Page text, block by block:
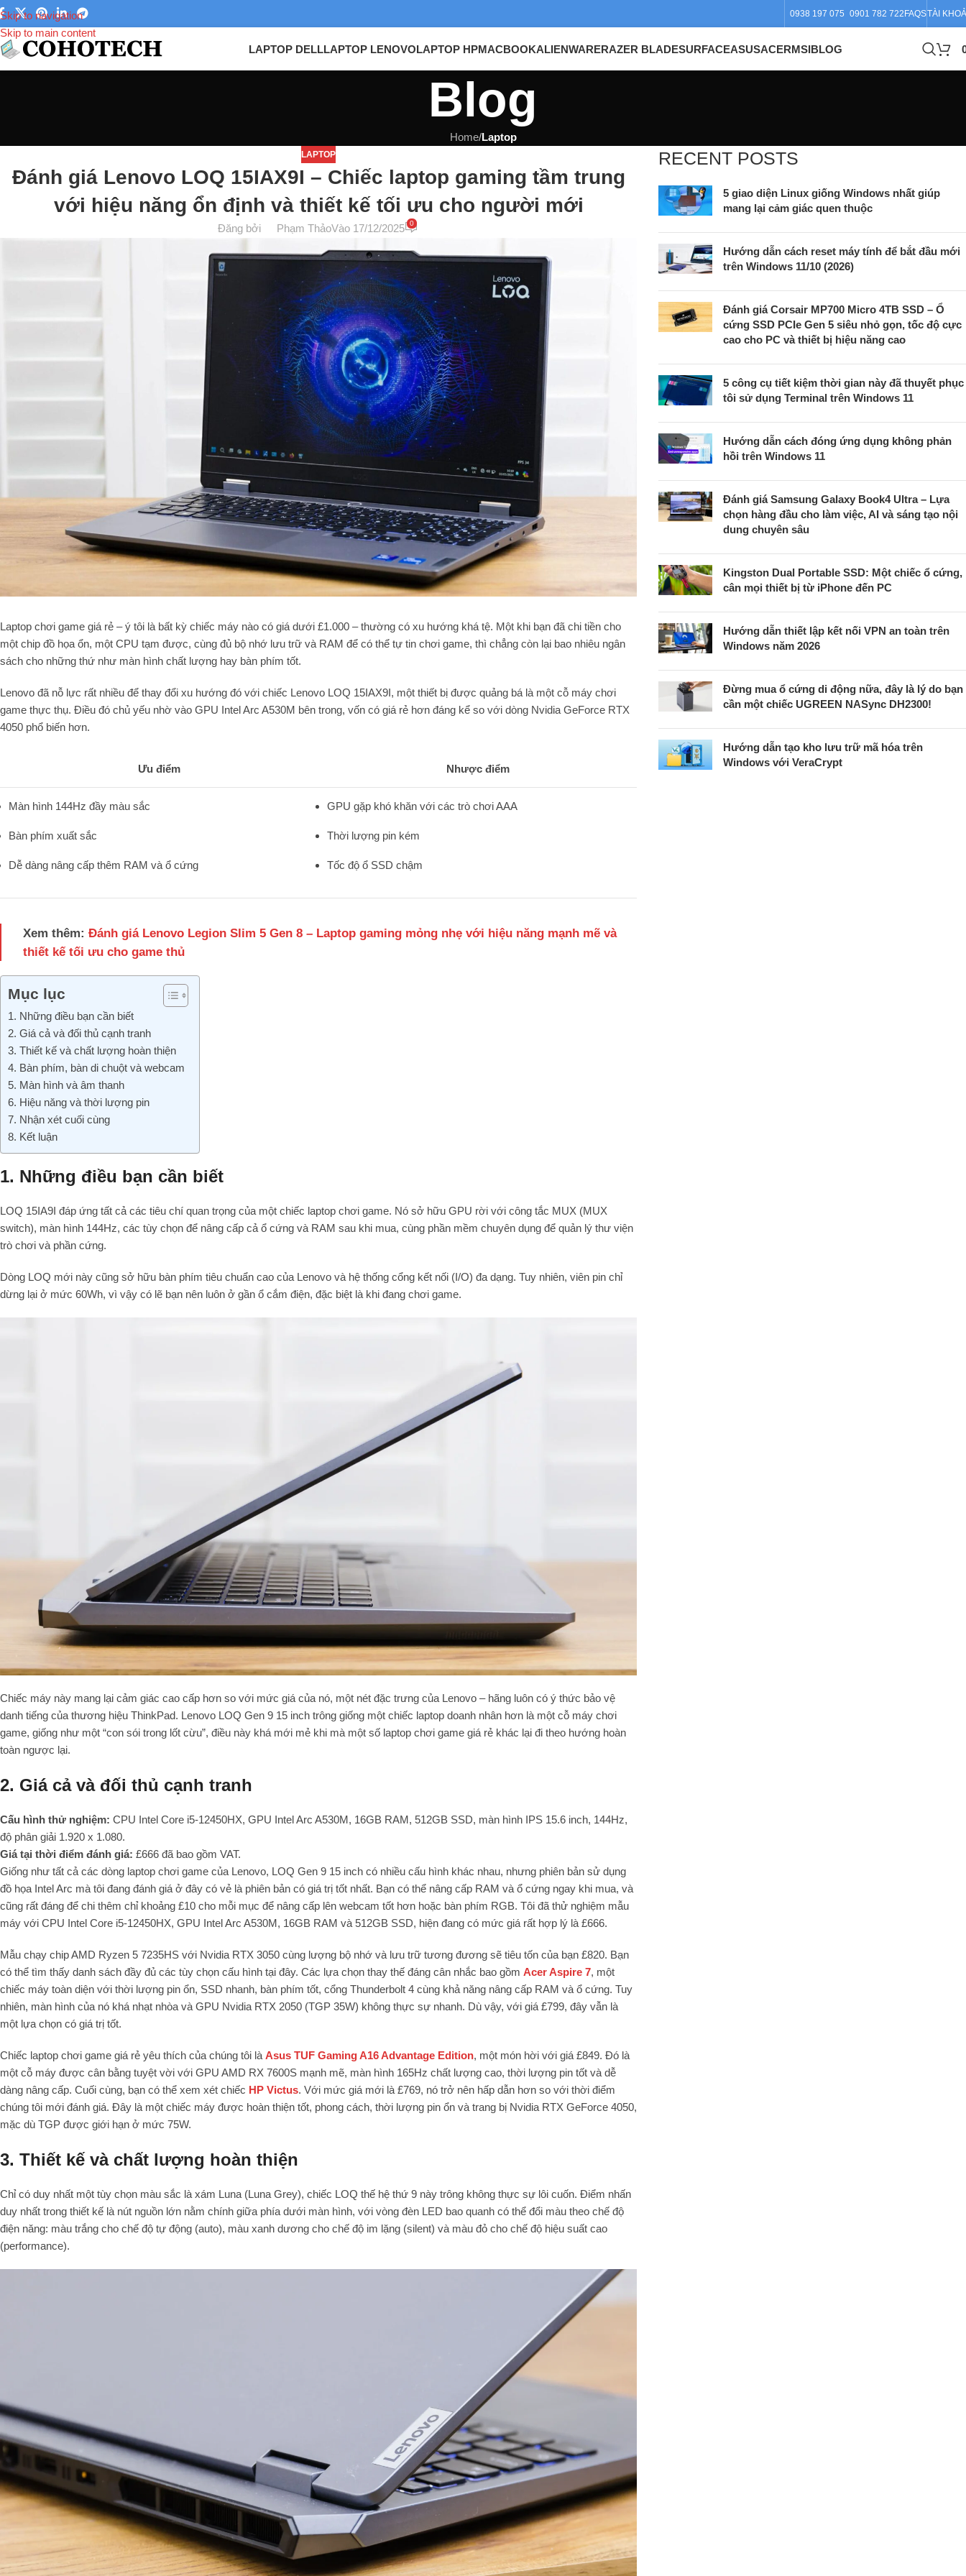
Skip to navigation
Skip to main content
0938 197 075 0901 782 722 FAQSTÀI
LAPTOP DELLLAPTOP LENOVOLAPTOP HPMACBOOKALIENWARERAZER BLADESURFACEASUSACERMSIBLOG
Blog
Home/Laptop
LAPTOP
Đánh giá Lenovo LOQ 15IAX9I – Chiếc laptop gaming tầm trung
với hiệu năng ổn định và thiết kế tối ưu cho người mới
Đăng bởi Phạm ThảoVào 17/12/2025 0
Laptop chơi game giá rẻ – ý tôi là bất kỳ chiếc máy nào có giá dưới £1.000 – thường có xu hướng khá tệ. Một khi bạn đã chi tiền cho
một chip đồ họa ổn, một CPU tạm được, cùng đủ bộ nhớ lưu trữ và RAM để có thể tự tin chơi game, thì chẳng còn lại bao nhiêu ngân
sách cho những thứ như màn hình chất lượng hay bàn phím tốt.
Lenovo đã nỗ lực rất nhiều để thay đổi xu hướng đó với chiếc Lenovo LOQ 15IAX9I, một thiết bị được quảng bá là một cỗ máy chơi
game thực thụ. Điều đó chủ yếu nhờ vào GPU Intel Arc A530M bên trong, vốn có giá rẻ hơn đáng kể so với dòng Nvidia GeForce RTX
4050 phổ biến hơn.
Ưu điểm Nhược điểm
Màn hình 144Hz đầy màu sắc
Bàn phím xuất sắc
Dễ dàng nâng cấp thêm RAM và ổ cứng
GPU gặp khó khăn với các trò chơi AAA
Thời lượng pin kém
Tốc độ ổ SSD chậm
Xem thêm: Đánh giá Lenovo Legion Slim 5 Gen 8 – Laptop gaming mỏng nhẹ với hiệu năng mạnh mẽ và
thiết kế tối ưu cho game thủ
Mục lục
1. Những điều bạn cần biết
2. Giá cả và đối thủ cạnh tranh
3. Thiết kế và chất lượng hoàn thiện
4. Bàn phím, bàn di chuột và webcam
5. Màn hình và âm thanh
6. Hiệu năng và thời lượng pin
7. Nhận xét cuối cùng
8. Kết luận
1. Những điều bạn cần biết
LOQ 15IA9I đáp ứng tất cả các tiêu chí quan trọng của một chiếc laptop chơi game. Nó sở hữu GPU rời với công tắc MUX (MUX
switch), màn hình 144Hz, các tùy chọn để nâng cấp cả ổ cứng và RAM sau khi mua, cùng phần mềm chuyên dụng để quản lý thư viện
trò chơi và phần cứng.
Dòng LOQ mới này cũng sở hữu bàn phím tiêu chuẩn cao của Lenovo và hệ thống cổng kết nối (I/O) đa dạng. Tuy nhiên, viên pin chỉ
dừng lại ở mức 60Wh, vì vậy có lẽ bạn nên luôn ở gần ổ cắm điện, đặc biệt là khi đang chơi game.
Chiếc máy này mang lại cảm giác cao cấp hơn so với mức giá của nó, một nét đặc trưng của Lenovo – hãng luôn có ý thức bảo vệ
danh tiếng của thương hiệu ThinkPad. Lenovo LOQ Gen 9 15 inch trông giống một chiếc laptop doanh nhân hơn là một cỗ máy chơi
game, giống như một “con sói trong lốt cừu”, điều này khá mới mẻ khi mà một số laptop chơi game giá rẻ khác lại đi theo hướng hoàn
toàn ngược lại.
2. Giá cả và đối thủ cạnh tranh
Cấu hình thử nghiệm: CPU Intel Core i5-12450HX, GPU Intel Arc A530M, 16GB RAM, 512GB SSD, màn hình IPS 15.6 inch, 144Hz,
độ phân giải 1.920 x 1.080.
Giá tại thời điểm đánh giá: £666 đã bao gồm VAT.
Giống như tất cả các dòng laptop chơi game của Lenovo, LOQ Gen 9 15 inch có nhiều cấu hình khác nhau, nhưng phiên bản sử dụng
đồ họa Intel Arc mà tôi đang đánh giá ở đây có vẻ là phiên bản có giá trị tốt nhất. Bạn có thể nâng cấp RAM và ổ cứng ngay khi mua, và
cũng rất đáng để chi thêm chỉ khoảng £10 cho mỗi mục để nâng cấp lên webcam tốt hơn hoặc bàn phím RGB. Tôi đã thử nghiệm mẫu
máy với CPU Intel Core i5-12450HX, GPU Intel Arc A530M, 16GB RAM và 512GB SSD, hiện đang có mức giá rất hợp lý là £666.
Mẫu chạy chip AMD Ryzen 5 7235HS với Nvidia RTX 3050 cùng lượng bộ nhớ và lưu trữ tương đương sẽ tiêu tốn của bạn £820. Bạn
có thể tìm thấy danh sách đầy đủ các tùy chọn cấu hình tại đây. Các lựa chọn thay thế đáng cân nhắc bao gồm Acer Aspire 7, một
chiếc máy toàn diện với thời lượng pin ổn, SSD nhanh, bàn phím tốt, cổng Thunderbolt 4 cùng khả năng nâng cấp RAM và ổ cứng. Tuy
nhiên, màn hình của nó khá nhạt nhòa và GPU Nvidia RTX 2050 (TGP 35W) không thực sự nhanh. Dù vậy, với giá £799, đây vẫn là
một lựa chọn có giá trị tốt.
Chiếc laptop chơi game giá rẻ yêu thích của chúng tôi là Asus TUF Gaming A16 Advantage Edition, một món hời với giá £849. Đó là
một cỗ máy được cân bằng tuyệt vời với GPU AMD RX 7600S mạnh mẽ, màn hình 165Hz chất lượng cao, thời lượng pin tốt và dễ
dàng nâng cấp. Cuối cùng, bạn có thể xem xét chiếc HP Victus. Với mức giá mới là £769, nó trở nên hấp dẫn hơn so với thời điểm
chúng tôi mới đánh giá. Đây là một chiếc máy được hoàn thiện tốt, phong cách, thời lượng pin ổn và trang bị Nvidia RTX GeForce 4050,
mặc dù TGP được giới hạn ở mức 75W.
3. Thiết kế và chất lượng hoàn thiện
Chỉ có duy nhất một tùy chọn màu sắc là xám Luna (Luna Grey), chiếc LOQ thế hệ thứ 9 này trông không thực sự lôi cuốn. Điểm nhấn
duy nhất trong thiết kế là nút nguồn lớn nằm chính giữa phía dưới màn hình, với vòng đèn LED bao quanh có thể đổi màu theo chế độ
điện năng: màu trắng cho chế độ tự động (auto), màu xanh dương cho chế độ im lặng (silent) và màu đỏ cho chế độ hiệu suất cao
(performance).
RECENT POSTS
5 giao diện Linux giống Windows nhất giúp
mang lại cảm giác quen thuộc
Hướng dẫn cách reset máy tính để bắt đầu mới
trên Windows 11/10 (2026)
Đánh giá Corsair MP700 Micro 4TB SSD – Ổ
cứng SSD PCIe Gen 5 siêu nhỏ gọn, tốc độ cực
cao cho PC và thiết bị hiệu năng cao
5 công cụ tiết kiệm thời gian này đã thuyết phục
tôi sử dụng Terminal trên Windows 11
Hướng dẫn cách đóng ứng dụng không phản
hồi trên Windows 11
Đánh giá Samsung Galaxy Book4 Ultra – Lựa
chọn hàng đầu cho làm việc, AI và sáng tạo nội
dung chuyên sâu
Kingston Dual Portable SSD: Một chiếc ổ cứng,
cân mọi thiết bị từ iPhone đến PC
Hướng dẫn thiết lập kết nối VPN an toàn trên
Windows năm 2026
Đừng mua ổ cứng di động nữa, đây là lý do bạn
cần một chiếc UGREEN NASync DH2300!
Hướng dẫn tạo kho lưu trữ mã hóa trên
Windows với VeraCrypt